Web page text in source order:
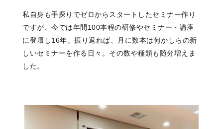
私自身も手探りでゼロからスタートしたセミナー作り
ですが、 今では年間100本程の研修やセミナー・講座
に登壇し16年。 振り返れば、 月に数本は何かしらの新
しいセミナーを作る日々。 その数や種類も随分増えま
した。